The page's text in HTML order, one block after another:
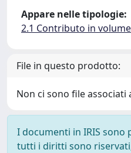
Appare nelle tipologie:
2.1 Contributo in
File in questo prodotto:
Non ci sono file
I documenti in IRIS
tutti i diritti sono